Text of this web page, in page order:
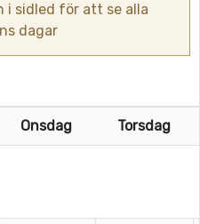
i sidled för att se alla
dagar
Onsdag Torsdag